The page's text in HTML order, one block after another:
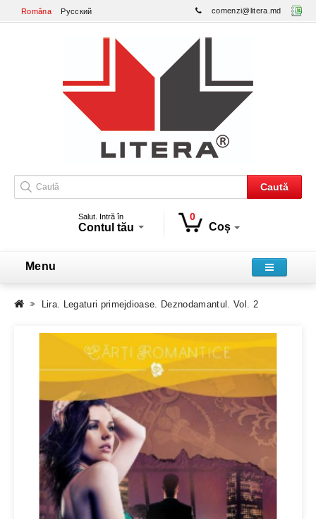
Româna Русский comenzi@litera.md
Caută
Salut. Intră în
Contul tău
0
Coș
Menu
Lira. Legaturi primejdioase. Deznodamantul. Vol. 2